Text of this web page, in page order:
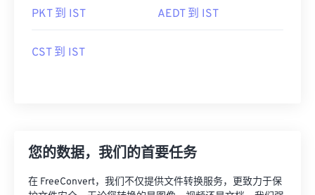
PKT 到 IST AEDT 到 IST
CST 到 IST
您的数据，我们的首要任务
在 FreeConvert，我们不仅提供文件转换服务，更致力于保